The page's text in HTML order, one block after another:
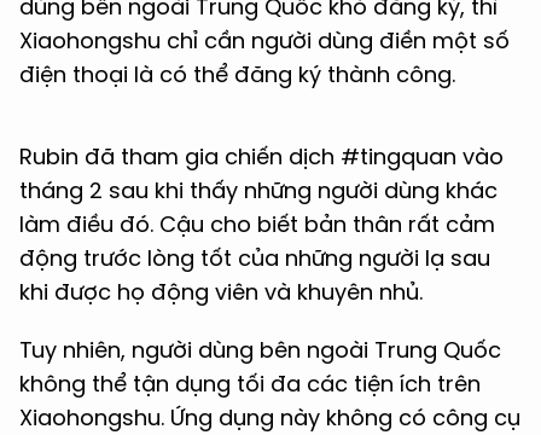
dùng bên ngoài Trung Quốc khó đăng ký, thì
Xiaohongshu chỉ cần người dùng điền một số
điện thoại là có thể đăng ký thành công.
Rubin đã tham gia chiến dịch #tingquan vào
tháng 2 sau khi thấy những người dùng khác
làm điều đó. Cậu cho biết bản thân rất cảm
động trước lòng tốt của những người lạ sau
khi được họ động viên và khuyên nhủ.
Tuy nhiên, người dùng bên ngoài Trung Quốc
không thể tận dụng tối đa các tiện ích trên
Xiaohongshu. Ứng dụng này không có công cụ